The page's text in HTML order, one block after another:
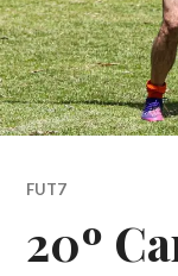
FUT7
20º